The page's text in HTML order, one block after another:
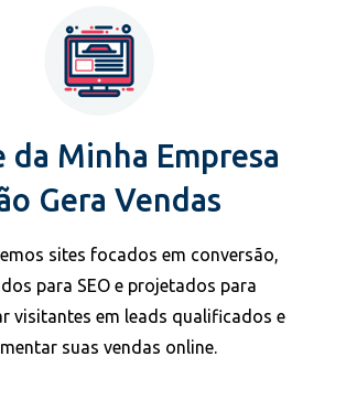
da Minha Empresa
Gera Vendas
sites focados em conversão,
para SEO e projetados para
visitantes em leads qualificados e
suas vendas online.